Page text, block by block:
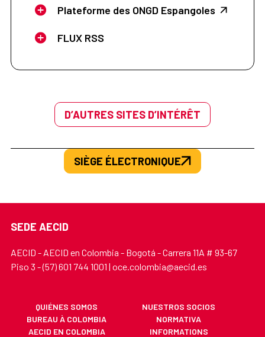
Plateforme des ONGD Espangoles
FLUX RSS
D’AUTRES SITES D’INTÉRÊT
SIÈGE ÉLECTRONIQUE
SEDE AECID
AECID - AECID en Colombia - Bogotá - Carrera 11A # 93-67
Piso 3 - (57) 601 744 1001 | oce.colombia@aecid.es
QUIÉNES SOMOS
NUESTROS SOCIOS
BUREAU À COLOMBIA
NORMATIVA
AECID EN COLOMBIA
INFORMATIONS